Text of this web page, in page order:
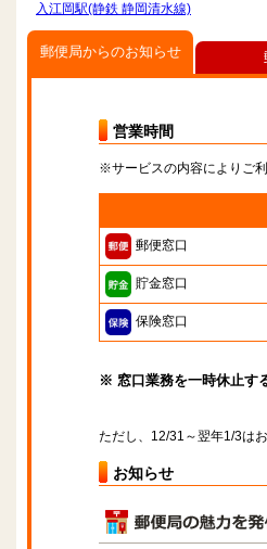
入江岡駅(静鉄 静岡清水線)
郵便局からのお知らせ
営業時間
※サービスの内容によりご
郵便窓口
貯金窓口
保険窓口
※ 窓口業務を一時休止す
ただし、12/31～翌年1/3は
お知らせ